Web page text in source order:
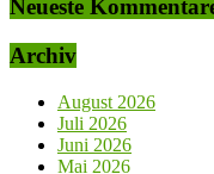
Neueste
Archiv
August 2026
Juli 2026
Juni 2026
Mai 2026